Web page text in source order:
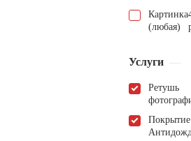
Картинка
(любая)
Услуги
Ретушь
Покрытие